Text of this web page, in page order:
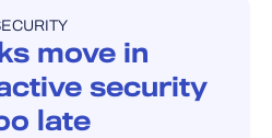
move in
security
late